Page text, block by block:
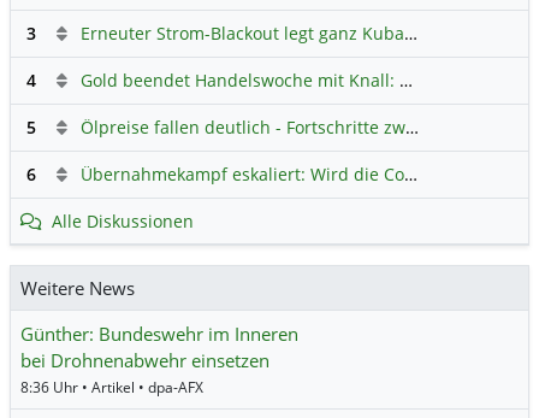
3 Erneuter Strom-Blackout legt ganz Kuba lahm
4 Gold beendet Handelswoche mit Knall: Barrick Mining – Ist diese Aktie wieder ein Kauf?
5 Ölpreise fallen deutlich - Fortschritte zwischen USA und Iran belasten
6 Übernahmekampf eskaliert: Wird die Commerzbank italienisch?
Alle Diskussionen
Weitere News
Günther: Bundeswehr im Inneren
bei Drohnenabwehr einsetzen
8:36 Uhr • Artikel • dpa-AFX